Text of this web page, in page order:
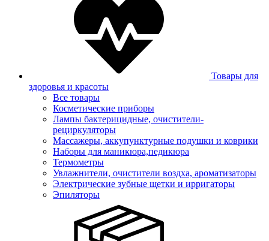
Товары для
здоровья и красоты
Все товары
Косметические приборы
Лампы бактерицидные, очистители-
рециркуляторы
Массажеры, аккупунктурные подушки и коврики
Наборы для маникюра,педикюра
Термометры
Увлажнители, очистители воздха, ароматизаторы
Электрические зубные щетки и ирригаторы
Эпиляторы